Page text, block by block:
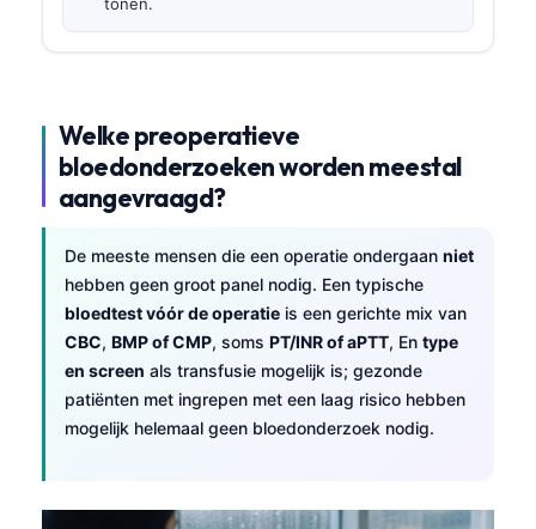
Welke preoperatieve
bloedonderzoeken worden meestal
aangevraagd?
De meeste mensen die een operatie ondergaan niet
hebben geen groot panel nodig. Een typische
bloedtest vóór de operatie is een gerichte mix van
CBC, BMP of CMP, soms PT/INR of aPTT, En type
en screen als transfusie mogelijk is; gezonde
patiënten met ingrepen met een laag risico hebben
mogelijk helemaal geen bloedonderzoek nodig.